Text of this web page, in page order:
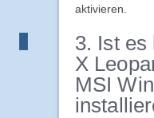
aktivieren.
3. Ist es
X
MSI